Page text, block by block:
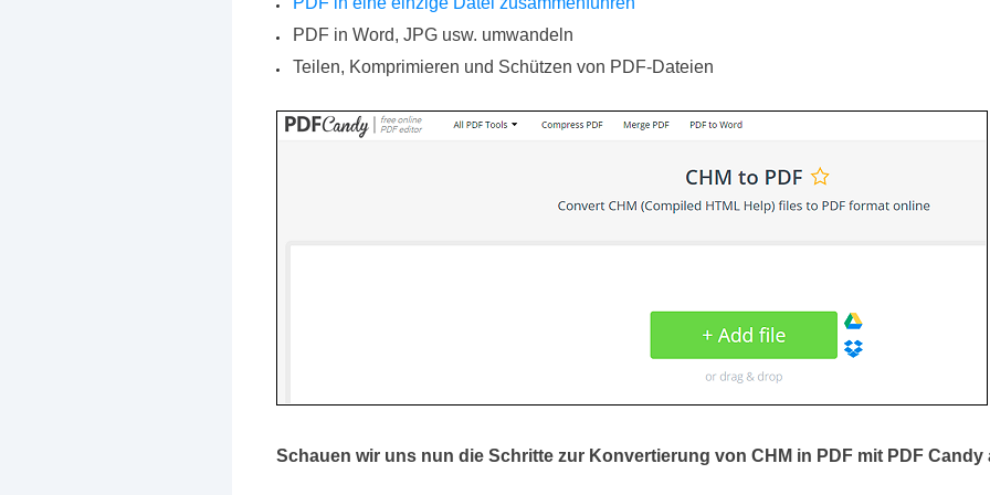
PDF in Word, JPG usw. umwandeln
Teilen, Komprimieren und Schützen von PDF-Dateien
Schauen wir uns nun die Schritte zur Konvertierung von CHM in PDF mit PDF Candy